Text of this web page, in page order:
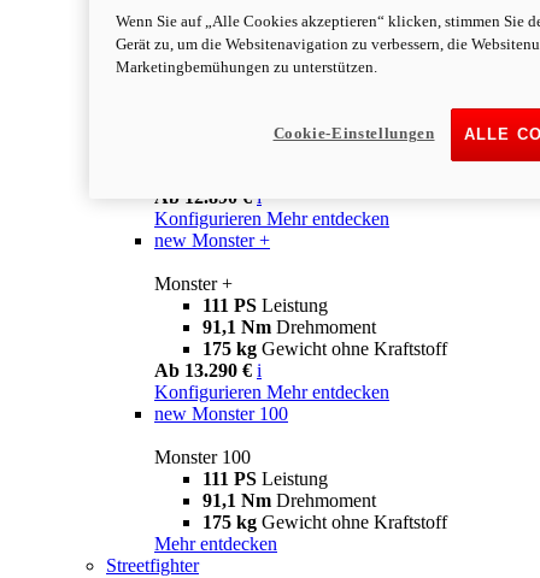
Monster
newMonster
Leistung
Ab 12.890 € i
Konfigurieren Mehr entdecken
new Monster +
Monster +
111 PS Leistung
91,1 Nm Drehmoment
175 kg Gewicht ohne Kraftstoff
Ab 13.290 € i
Konfigurieren Mehr entdecken
new Monster 100
Monster 100
111 PS Leistung
91,1 Nm Drehmoment
175 kg Gewicht ohne Kraftstoff
Mehr entdecken
Streetfighter
Wenn Sie auf „Alle Cookies akzeptieren“ klicken, stimmen Sie
Gerät zu, um die Websitenavigation zu verbessern, die
Marketingbemühungen zu unterstützen.
ALLE
Cookie-Einstellungen